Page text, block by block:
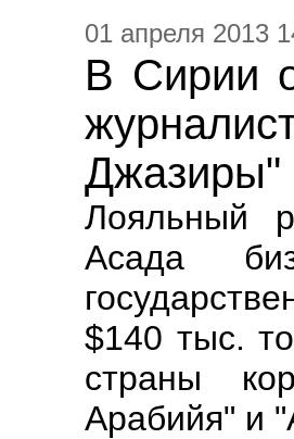
01 апреля 2013
В Сирии
Джазиры"
Лояльный
Асада
$140 тыс.
страны
Арабийя" и